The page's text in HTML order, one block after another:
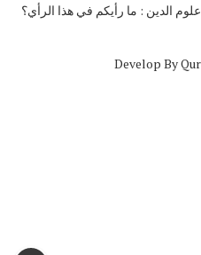
علوم الدين : ما رأيكم في هذا الرأي؟